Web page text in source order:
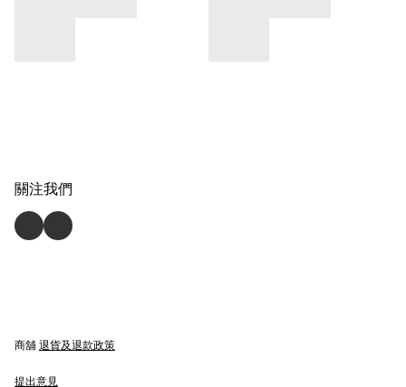
關注我們
商舖 退貨及退款政策
提出意見